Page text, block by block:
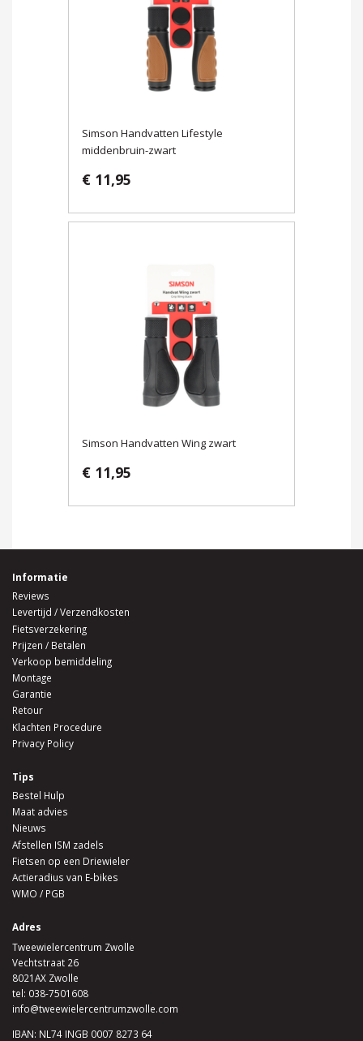
Simson Handvatten Lifestyle
middenbruin-zwart
€ 11,95
Simson Handvatten Wing zwart
€ 11,95
Informatie
Reviews
Levertijd / Verzendkosten
Fietsverzekering
Prijzen / Betalen
Verkoop bemiddeling
Montage
Garantie
Retour
Klachten Procedure
Privacy Policy
Tips
Bestel Hulp
Maat advies
Nieuws
Afstellen ISM zadels
Fietsen op een Driewieler
Actieradius van E-bikes
WMO / PGB
Adres
Tweewielercentrum Zwolle
Vechtstraat 26
8021AX Zwolle
tel: 038-7501608
info@tweewielercentrumzwolle.com
IBAN: NL74 INGB 0007 8273 64